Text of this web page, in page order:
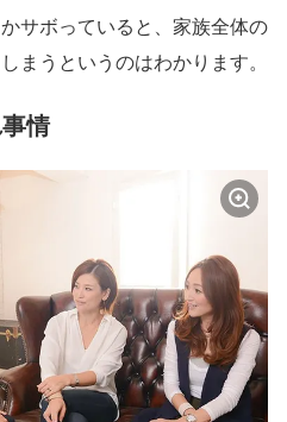
サボっていると、家族全体の
まうというのはわかります。
情